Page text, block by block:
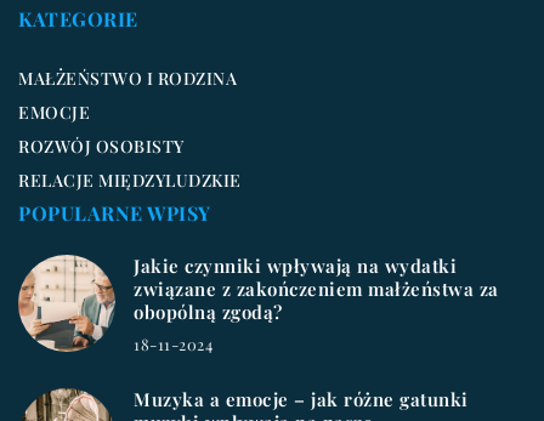
KATEGORIE
MAŁŻEŃSTWO I RODZINA
EMOCJE
ROZWÓJ OSOBISTY
RELACJE MIĘDZYLUDZKIE
POPULARNE WPISY
Jakie czynniki wpływają na wydatki
związane z zakończeniem małżeństwa za
obopólną zgodą?
18-11-2024
Muzyka a emocje – jak różne gatunki